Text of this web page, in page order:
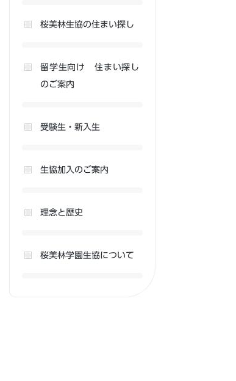
桜美林生協の住まい探し
留学生向け 住まい探し
のご案内
受験生・新入生
生協加入のご案内
理念と歴史
桜美林学園生協について